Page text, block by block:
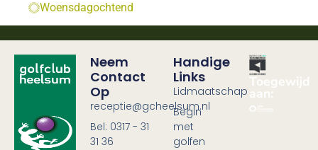
Woensdagochtend
Neem
Contact
Op
receptie@gcheelsum.nl
Bel: 0317 - 31
31 36
Handige
Links
Lidmaatschap
Begin
met
golfen
Toegewijd
aan: